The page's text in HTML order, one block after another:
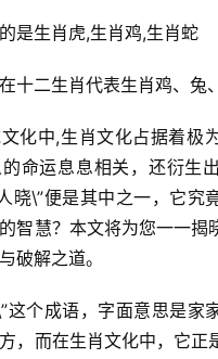
是生肖虎,生肖鸡,生肖蛇
十二生肖代表生肖鸡、兔
化中,生肖文化占据着极
命运息息相关，还衍生
晓\”便是其中之一，它究
智慧？本文将为您一一揭
破解之道。
这个成语，字面意思是家
，而在生肖文化中，它正